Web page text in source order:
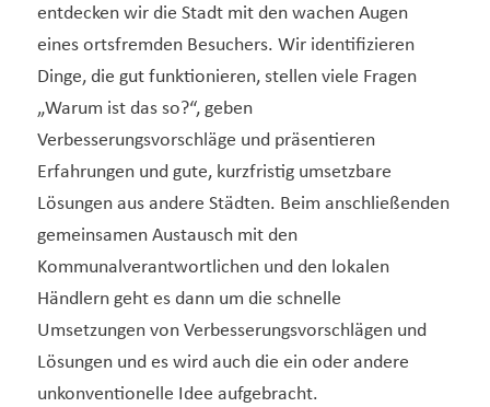
entdecken wir die Stadt mit den wachen Augen
eines ortsfremden Besuchers. Wir identifizieren
Dinge, die gut funktionieren, stellen viele Fragen
„Warum ist das so?“, geben
Verbesserungsvorschläge und präsentieren
Erfahrungen und gute, kurzfristig umsetzbare
Lösungen aus andere Städten. Beim anschließenden
gemeinsamen Austausch mit den
Kommunalverantwortlichen und den lokalen
Händlern geht es dann um die schnelle
Umsetzungen von Verbesserungsvorschlägen und
Lösungen und es wird auch die ein oder andere
unkonventionelle Idee aufgebracht.